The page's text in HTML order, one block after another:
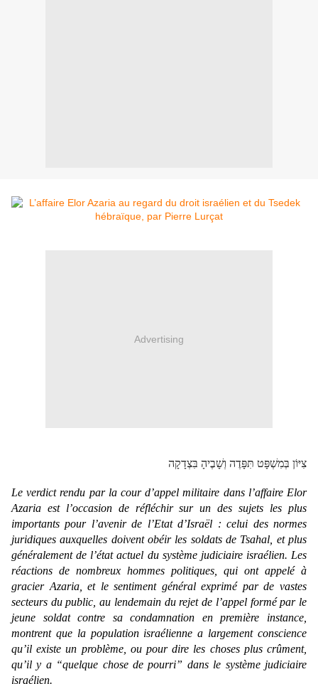
Advertising
צִיּוֹן בְּמִשְׁפָּט תִּפָּדֶה וְשָׁבֶיהָ בִּצְדָקָה
Le verdict rendu par la cour d’appel militaire dans l’affaire Elor
Azaria est l’occasion de réfléchir sur un des sujets les plus
importants pour l’avenir de l’Etat d’Israël : celui des normes
juridiques auxquelles doivent obéir les soldats de Tsahal, et plus
généralement de l’état actuel du système judiciaire israélien. Les
réactions de nombreux hommes politiques, qui ont appelé à
gracier Azaria, et le sentiment général exprimé par de vastes
secteurs du public, au lendemain du rejet de l’appel formé par le
jeune soldat contre sa condamnation en première instance,
montrent que la population israélienne a largement conscience
qu’il existe un problème, ou pour dire les choses plus crûment,
qu’il y a “quelque chose de pourri” dans le système judiciaire
israélien.